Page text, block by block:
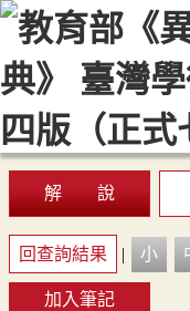
::: 最新消息 常見
顯示模式
解 說
回查詢結果 | 小
加入筆記